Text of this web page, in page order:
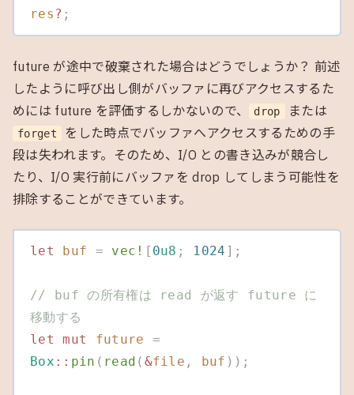
res ? ;
future が途中で破棄された場合はどうでしょうか？ 前述
したように呼び出し側がバッファに再びアクセスするた
めには future を評価するしかないので、
drop または
forget
をした時点でバッファへアクセスするための手
段は失われます。そのため、I/O との書き込みが競合し
たり、I/O 実行前にバッファを drop してしまう可能性を
排除することができています。
let buf = vec! [ 0u8 ; 1024 ];
// buf の所有権は read が返す future に
移動する
let
mut future =
Box :: pin ( read ( &file , buf ));